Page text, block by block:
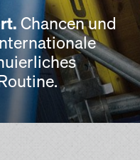
Chancen und